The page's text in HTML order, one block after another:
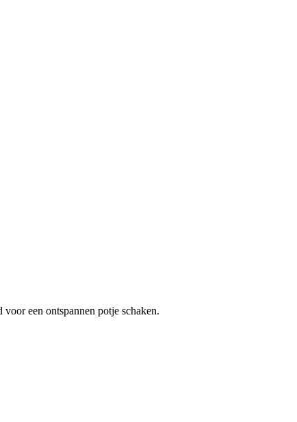
een ontspannen potje schaken.